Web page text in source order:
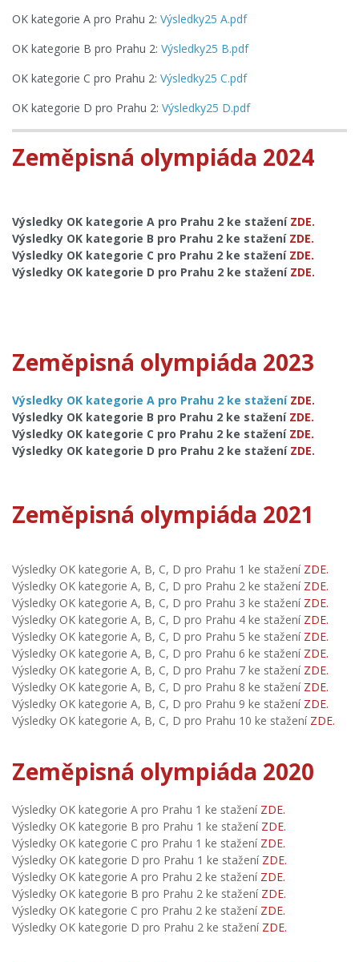
OK kategorie A pro Prahu 2: Výsledky25 A.pdf
OK kategorie B pro Prahu 2: Výsledky25 B.pdf
OK kategorie C pro Prahu 2: Výsledky25 C.pdf
OK kategorie D pro Prahu 2: Výsledky25 D.pdf
Zeměpisná olympiáda 2024
Výsledky OK kategorie A pro Prahu 2 ke stažení ZDE.
Výsledky OK kategorie B pro Prahu 2 ke stažení ZDE.
Výsledky OK kategorie C pro Prahu 2 ke stažení ZDE.
Výsledky OK kategorie D pro Prahu 2 ke stažení ZDE.
Zeměpisná olympiáda 2023
Výsledky OK kategorie A pro Prahu 2 ke stažení ZDE.
Výsledky OK kategorie B pro Prahu 2 ke stažení ZDE.
Výsledky OK kategorie C pro Prahu 2 ke stažení ZDE.
Výsledky OK kategorie D pro Prahu 2 ke stažení ZDE.
Zeměpisná olympiáda 2021
Výsledky OK kategorie A, B, C, D pro Prahu 1 ke stažení ZDE.
Výsledky OK kategorie A, B, C, D pro Prahu 2 ke stažení ZDE.
Výsledky OK kategorie A, B, C, D pro Prahu 3 ke stažení ZDE.
Výsledky OK kategorie A, B, C, D pro Prahu 4 ke stažení ZDE.
Výsledky OK kategorie A, B, C, D pro Prahu 5 ke stažení ZDE.
Výsledky OK kategorie A, B, C, D pro Prahu 6 ke stažení ZDE.
Výsledky OK kategorie A, B, C, D pro Prahu 7 ke stažení ZDE.
Výsledky OK kategorie A, B, C, D pro Prahu 8 ke stažení ZDE.
Výsledky OK kategorie A, B, C, D pro Prahu 9 ke stažení ZDE.
Výsledky OK kategorie A, B, C, D pro Prahu 10 ke stažení ZDE.
Zeměpisná olympiáda 2020
Výsledky OK kategorie A pro Prahu 1 ke stažení ZDE.
Výsledky OK kategorie B pro Prahu 1 ke stažení ZDE.
Výsledky OK kategorie C pro Prahu 1 ke stažení ZDE.
Výsledky OK kategorie D pro Prahu 1 ke stažení ZDE.
Výsledky OK kategorie A pro Prahu 2 ke stažení ZDE.
Výsledky OK kategorie B pro Prahu 2 ke stažení ZDE.
Výsledky OK kategorie C pro Prahu 2 ke stažení ZDE.
Výsledky OK kategorie D pro Prahu 2 ke stažení ZDE.